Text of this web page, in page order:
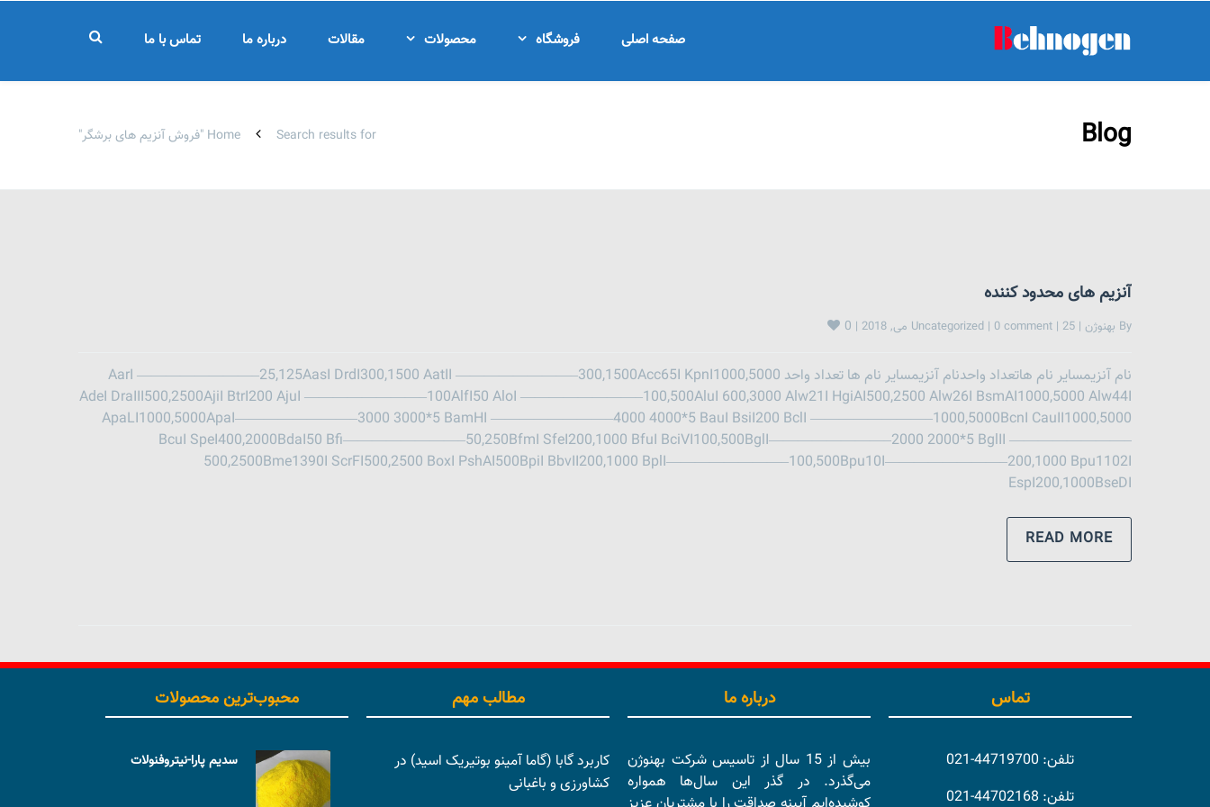
صفحه اصلی فروشگاه محصولات مقالات درباره ما تماس با ما
Blog
Home Search results for "فروش آنزیم های برشگر"
آنزیم های محدود کننده
By بهنوژن |
Uncategorized | 0 comment | 25 می, 2018 |
0
نام آنزیمسایر نام هاتعداد واحدنام آنزیمسایر نام ها تعداد واحد AarI ————————–25,125AasI DrdI300,1500 AatII ————————–300,1500Acc65I KpnI1000,5000
AdeI DraIII500,2500AjiI BtrI200 AjuI ————————–100AlfI50 AloI ————————–100,500AluI 600,3000 Alw21I HgiAI500,2500 Alw26I BsmAI1000,5000 Alw44I
ApaLI1000,5000ApaI————————–3000 3000*5 BamHI ————————–4000 4000*5 BauI BsiI200 BclI ————————–1000,5000BcnI CauII1000,5000
BcuI SpeI400,2000BdaI50 Bfi————————–50,250BfmI SfeI200,1000 BfuI BciVI100,500BglI————————–2000 2000*5 BglII ————————–
500,2500Bme1390I ScrFI500,2500 BoxI PshAI500BpiI BbvII200,1000 BplI————————–100,500Bpu10I————————–200,1000 Bpu1102I
EspI200,1000BseDI
READ MORE
تماس
تلفن: 44719700-021
تلفن: 44702168-021
درباره ما
بیش از 15 سال از تاسیس شرکت بهنوژن
می‌گذرد. در گذر این سال‌ها همواره
مطالب مهم
کاربرد گابا (گاما آمینو بوتیریک اسید) در
کشاورزی و باغبانی
محبوب‌ترین محصولات
سدیم پارا-نیتروفنولات